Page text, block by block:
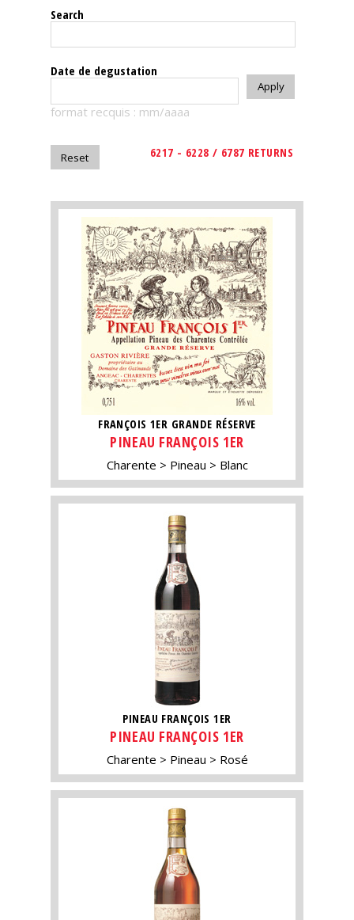
Tasting
reviews
The
magazine
Magazine
Search
Date de degustation
format recquis : mm/aaaa
6217 - 6228 / 6787 RETURNS
FRANÇOIS 1ER GRANDE RÉSERVE
PINEAU FRANÇOIS 1ER
Charente Pineau Blanc
PINEAU FRANÇOIS 1ER
PINEAU FRANÇOIS 1ER
Charente Pineau Rosé